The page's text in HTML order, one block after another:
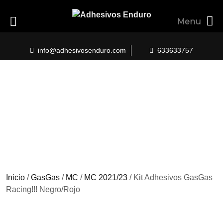
content
info@adhesivosenduro.com 633633757
Inicio /GasGas / MC / MC 2021/23 / Kit Adhesivos GasGas
Racing!!! Negro/Rojo
Menu